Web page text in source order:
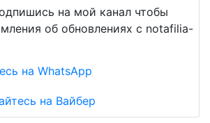
на мой канал чтобы
об обновлениях с notafilia-
на WhatsApp
на Вайбер